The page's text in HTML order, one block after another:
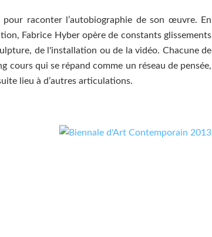
raconter l’autobiographie de son œuvre. En
Fabrice Hyber opère de constants glissements
de l'installation ou de la vidéo. Chacune de
cours qui se répand comme un réseau de pensée,
lieu à d’autres articulations.